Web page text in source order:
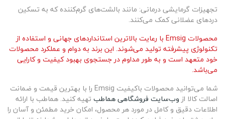
تجهیزات گرمایشی درمانی: مانند بالشت‌های گرم‌کننده که به تسکین
دردهای عضلانی کمک می‌کنند.
محصولات Emsig با رعایت بالاترین استانداردهای جهانی و استفاده از
تکنولوژی پیشرفته تولید می‌شوند. این برند به دوام و عملکرد محصولات
خود متعهد است و به طور مداوم در جستجوی بهبود کیفیت و کارایی
می‌باشد.
شما می‌توانید محصولات باکیفیت Emsig را با بهترین قیمت و ضمانت
اصالت کالا از وب‌سایت فروشگاهی هماطب تهیه کنید. هماطب با ارائه
اطلاعات دقیق و کامل در مورد هر محصول، امکان خرید مطمئن و آسان را